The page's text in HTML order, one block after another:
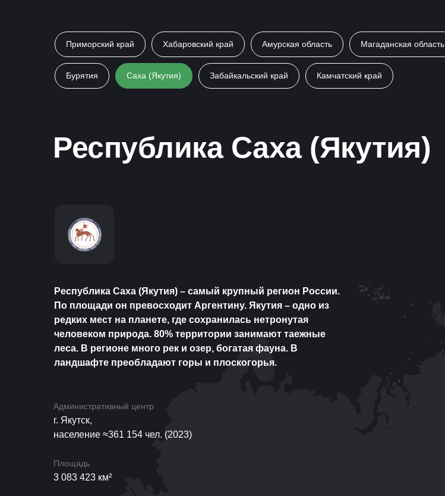
Приморский край Хабаровский край Амурская область Магаданская область
Бурятия Саха (Якутия) Забайкальский край Камчатский край
Республика Саха (Якутия)
3 083 423 км²
Площадь
г. Якутск,
население ≈361 154 чел. (2023)
Административный центр
Республика Саха (Якутия) – самый крупный регион России.
По площади он превосходит Аргентину. Якутия – одно из
редких мест на планете, где сохранилась нетронутая
человеком природа. 80% территории занимают таежные
леса. В регионе много рек и озер, богатая фауна. В
ландшафте преобладают горы и плоскогорья.